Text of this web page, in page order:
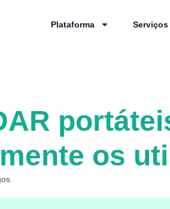
Plataforma Serviços
os